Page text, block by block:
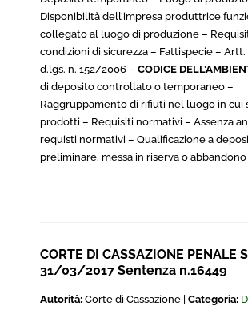
Disponibilità dell’impresa produttrice
collegato al luogo di produzione –
condizioni di sicurezza – Fattispecie – Artt.
d.lgs. n. 152/2006 – CODICE
di deposito controllato o temporaneo –
Raggruppamento di rifiuti nel luogo in cui
prodotti – Requisiti normativi – Assenza
requisti normativi – Qualificazione a
preliminare, messa in riserva o
CORTE DI CASSAZIONE PENALE
31/03/2017 Sentenza n.16449
Autorità: Corte di Cassazione | Categoria: